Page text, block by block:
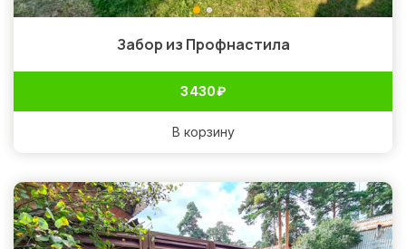
Забор из Профнастила
3 430₽
В корзину